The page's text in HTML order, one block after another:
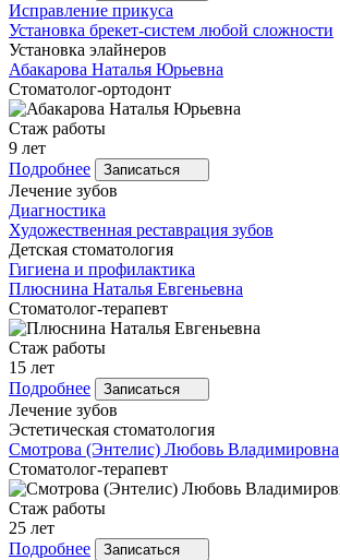
Исправление прикуса
Установка брекет-систем любой сложности
Установка элайнеров
Абакарова Наталья Юрьевна
Стоматолог-ортодонт
Стаж работы
9 лет
Подробнее
Записаться
Лечение зубов
Диагностика
Художественная реставрация зубов
Детская стоматология
Гигиена и профилактика
Плюснина Наталья Евгеньевна
Стоматолог-терапевт
Стаж работы
15 лет
Подробнее
Записаться
Лечение зубов
Эстетическая стоматология
Смотрова (Энтелис) Любовь Владимировна
Стоматолог-терапевт
Стаж работы
25 лет
Подробнее
Записаться